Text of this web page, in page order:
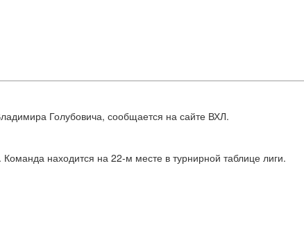
Голубовича, сообщается на сайте ВХЛ.
находится на 22-м месте в турнирной таблице лиги.